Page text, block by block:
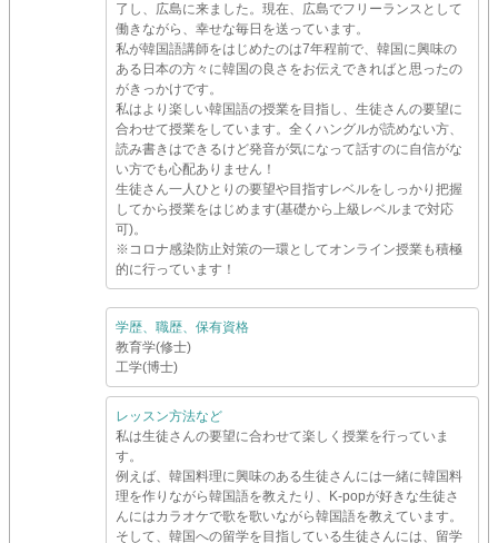
了し、広島に来ました。現在、広島でフリーランスとして
働きながら、幸せな毎日を送っています。
私が韓国語講師をはじめたのは7年程前で、韓国に興味の
ある日本の方々に韓国の良さをお伝えできればと思ったの
がきっかけです。
私はより楽しい韓国語の授業を目指し、生徒さんの要望に
合わせて授業をしています。全くハングルが読めない方、
読み書きはできるけど発音が気になって話すのに自信がな
い方でも心配ありません！
生徒さん一人ひとりの要望や目指すレベルをしっかり把握
してから授業をはじめます(基礎から上級レベルまで対応
可)。
※コロナ感染防止対策の一環としてオンライン授業も積極
的に行っています！
学歴、職歴、保有資格
教育学(修士)
工学(博士)
レッスン方法など
私は生徒さんの要望に合わせて楽しく授業を行っていま
す。
例えば、韓国料理に興味のある生徒さんには一緒に韓国料
理を作りながら韓国語を教えたり、K-popが好きな生徒さ
んにはカラオケで歌を歌いながら韓国語を教えています。
そして、韓国への留学を目指している生徒さんには、留学